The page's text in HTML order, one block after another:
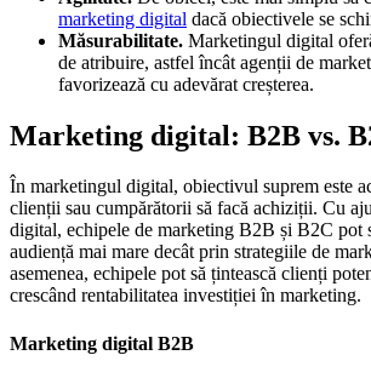
marketing digital dacă obiectivele se
Măsurabilitate. Marketingul digital
de atribuire, astfel încât agenții de
favorizează cu adevărat creșterea.
Marketing digital: B2B vs.
În marketingul digital, obiectivul suprem este
clienții sau cumpărătorii să facă achiziții. Cu
digital, echipele de marketing B2B și B2C pot
audiență mai mare decât prin strategiile de
asemenea, echipele pot să țintească clienți
crescând rentabilitatea investiției în marketing.
Marketing digital B2B